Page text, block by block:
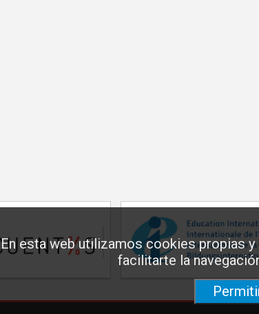
En esta web utilizamos cookies propias
facilitarte la